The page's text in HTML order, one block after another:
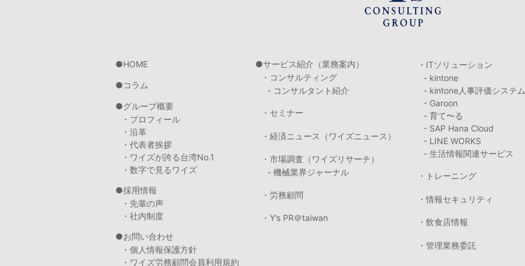
HOME
コラム
グループ概要
・プロフィール
・沿革
・代表者挨拶
・ワイズが誇る台湾No.1
・数字で見るワイズ
採用情報
・先輩の声
・社内制度
お問い合わせ
・個人情報保護方針
・ワイズ労務顧問会員利用規約
サービス紹介（業務案内）
・コンサルティング
- コンサルタント紹介
・セミナー
・経済ニュース（ワイズニュース）
・市場調査（ワイズリサーチ）
- 機械業界ジャーナル
・労務顧問
・Y’s PR＠taiwan
・ITソリューション
- kintone
- kintone人事評価システム
- Garoon
- 育て〜る
- SAP Hana Cloud
- LINE WORKS
- 生活情報関連サービス
・トレーニング
・情報セキュリティ
・飲食店情報
・管理業務委託